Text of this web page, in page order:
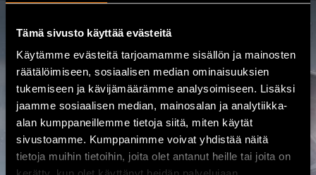
Tämä sivusto käyttää evästeitä
Käytämme evästeitä tarjoamamme sisällön ja mainosten
räätälöimiseen, sosiaalisen median ominaisuuksien
tukemiseen ja kävijämäärämme analysoimiseen. Lisäksi
jaamme sosiaalisen median, mainosalan ja analytiikka-
alan kumppaneillemme tietoja siitä, miten käytät
sivustoamme. Kumppanimme voivat yhdistää näitä
tietoja muihin tietoihin, joita olet antanut heille tai joita on
Kontakta oss
08 460 085
Adress
Kalajoentie 21, 85100 Kalajoki
Öppet